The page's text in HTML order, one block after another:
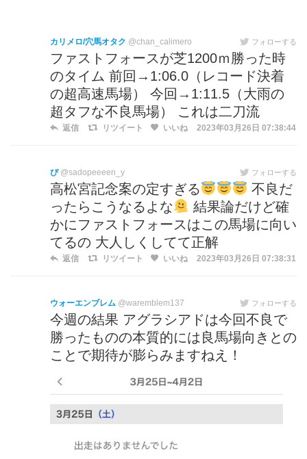
カリメロ/穴馬オタク @chan_calimero フォローする
ファストフォースが芝1200ｍ勝った時
のタイム 前回→1:06.0（レコード決着
の超高速馬場） 今回→1:11.5（大雨の
超タフな不良馬場） これは二刀流
返信 リツイート いいね 2023年03月26日 07:38:44
ぴ @sadopeeeen_y フォローする
高松宮記念案の定すぎる
不良だ
ったらこうなるよな
結果論だけど確
かにファストフォースはこの馬場に向い
てるの 大人しくしてて正解
返信 リツイート いいね 2023年03月26日 07:38:31
ウォーエンブレム @waremblem137 フォローする
今週の結果 アグラシアドは今回不良で
勝ったものの本質的には良馬場向きとの
ことで期待が膨らみますねえ！